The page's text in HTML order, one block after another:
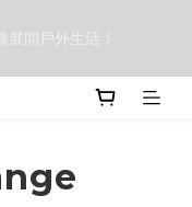
開戶外生活！
開戶外生活！
哪一款更符合你的戶
開戶外生活！